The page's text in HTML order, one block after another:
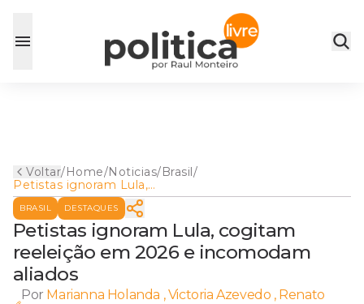
Voltar/Home/Noticias/Brasil/
Petistas ignoram Lula,
cogitam reeleição em 2026 e
incomodam aliados
BRASIL DESTAQUES
Petistas ignoram Lula, cogitam
reeleição em 2026 e incomodam
aliados
Por Marianna Holanda , Victoria Azevedo , Renato